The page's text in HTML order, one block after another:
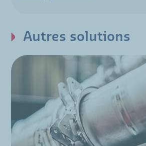
Autres solutions